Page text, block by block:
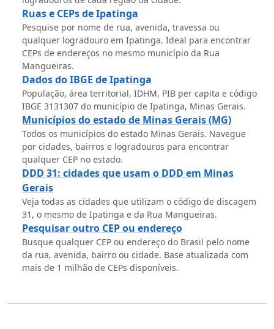
Ruas e CEPs de Ipatinga
Pesquise por nome de rua, avenida, travessa ou
qualquer logradouro em Ipatinga. Ideal para encontrar
CEPs de endereços no mesmo município da Rua
Mangueiras.
Dados do IBGE de Ipatinga
População, área territorial, IDHM, PIB per capita e código
IBGE 3131307 do município de Ipatinga, Minas Gerais.
Municípios do estado de Minas Gerais (MG)
Todos os municípios do estado Minas Gerais. Navegue
por cidades, bairros e logradouros para encontrar
qualquer CEP no estado.
DDD 31: cidades que usam o DDD em Minas
Gerais
Veja todas as cidades que utilizam o código de discagem
31, o mesmo de Ipatinga e da Rua Mangueiras.
Pesquisar outro CEP ou endereço
Busque qualquer CEP ou endereço do Brasil pelo nome
da rua, avenida, bairro ou cidade. Base atualizada com
mais de 1 milhão de CEPs disponíveis.